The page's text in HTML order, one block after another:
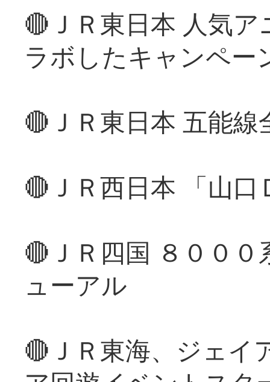
🔴ＪＲ東日本 人気
ラボしたキャンペー
🔴ＪＲ東日本 五能
🔴ＪＲ西日本 「山
🔴ＪＲ四国 ８００
ューアル
🔴ＪＲ東海、ジェイ